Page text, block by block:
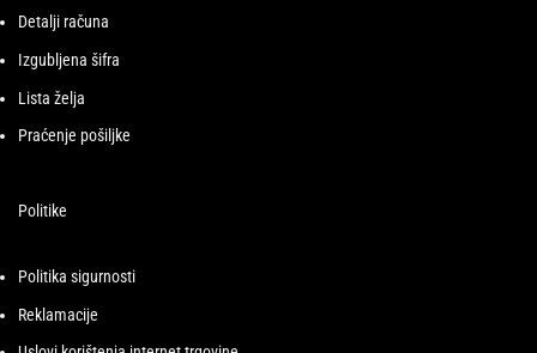
Detalji računa
Izgubljena šifra
Lista želja
Praćenje pošiljke
Politike
Politika sigurnosti
Reklamacije